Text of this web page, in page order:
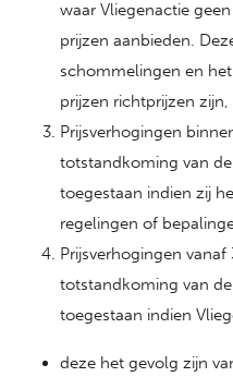
waar Vliegenactie
prijzen aanbieden.
schommelingen en
prijzen richtprijzen
Prijsverhogingen
totstandkoming van
toegestaan indien zij
regelingen of
Prijsverhogingen
totstandkoming van
toegestaan indien
deze het gevolg zijn